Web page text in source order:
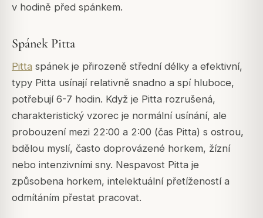
v hodině před spánkem.
Spánek Pitta
Pitta spánek je přirozeně střední délky a efektivní,
typy Pitta usínají relativně snadno a spí hluboce,
potřebují 6-7 hodin. Když je Pitta rozrušená,
charakteristický vzorec je normální usínání, ale
probouzení mezi 22:00 a 2:00 (čas Pitta) s ostrou,
bdělou myslí, často doprovázené horkem, žízní
nebo intenzivními sny. Nespavost Pitta je
způsobena horkem, intelektuální přetížeností a
odmítáním přestat pracovat.